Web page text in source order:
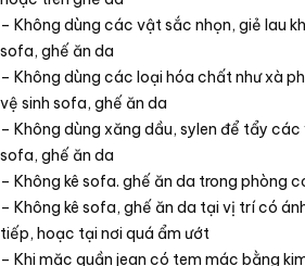
– Không dùng các vật sắc nhọn, giẻ lau
sofa, ghế ăn da
– Không dùng các loại hóa chất như xà
vệ sinh sofa, ghế ăn da
– Không dùng xăng dầu, sylen để tẩy
sofa, ghế ăn da
– Không kê sofa. ghế ăn da trong phòng
– Không kê sofa, ghế ăn da tại vị trí có
tiếp, hoạc tại nơi quá ẩm ướt
– Khi mặc quần jean có tem mác bằng